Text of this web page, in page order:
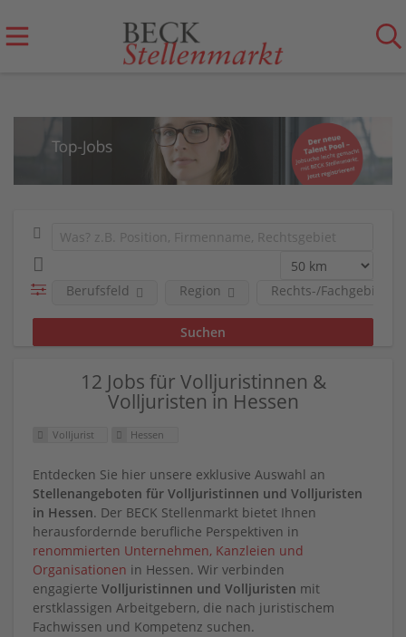
Berufsfeld Rechts-/Fachgebiete
Region
12 Jobs für Volljuristinnen &
Volljuristen in Hessen
Volljurist Hessen
Entdecken Sie hier unsere exklusive Auswahl an
Stellenangeboten für Volljuristinnen und Volljuristen
in Hessen. Der BECK Stellenmarkt bietet Ihnen
herausfordernde berufliche Perspektiven in
renommierten Unternehmen, Kanzleien und
Organisationen in Hessen. Wir verbinden
engagierte Volljuristinnen und Volljuristen mit
erstklassigen Arbeitgebern, die nach juristischem
Fachwissen und Kompetenz suchen.